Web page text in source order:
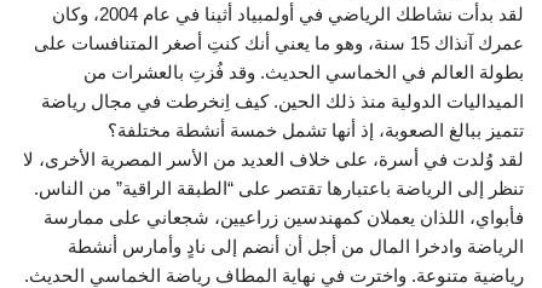
لقد بدأت نشاطك الرياضي في أولمبياد أثينا في عام 2004، وكان
عمرك آنذاك 15 سنة، وهو ما يعني أنك كنتِ أصغر المتنافسات على
بطولة العالم في الخماسي الحديث. وقد فُزتِ بالعشرات من
الميداليات الدولية منذ ذلك الحين. كيف اِنخرطت في مجال رياضة
تتميز ببالغ الصعوبة، إذ أنها تشمل خمسة أنشطة مختلفة؟
لقد وُلدت في أسرة، على خلاف العديد من الأسر المصرية الأخرى، لا
تنظر إلى الرياضة باعتبارها تقتصر على “الطبقة الراقية” من الناس.
فأبواي، اللذان يعملان كمهندسين زراعيين، شجعاني على ممارسة
الرياضة وادخرا المال من أجل أن أنضم إلى نادٍ وأمارس أنشطة
رياضية متنوعة. واخترت في نهاية المطاف رياضة الخماسي الحديث.